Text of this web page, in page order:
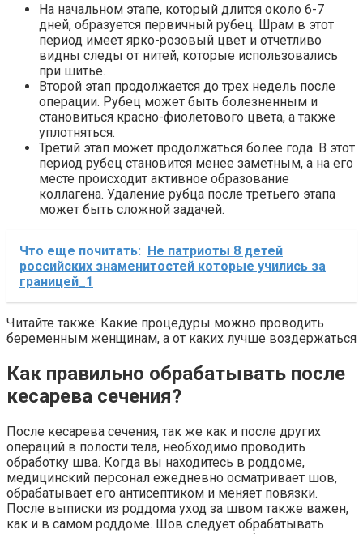
На начальном этапе, который длится около 6-7
дней, образуется первичный рубец. Шрам в этот
период имеет ярко-розовый цвет и отчетливо
видны следы от нитей, которые использовались
при шитье.
Второй этап продолжается до трех недель после
операции. Рубец может быть болезненным и
становиться красно-фиолетового цвета, а также
уплотняться.
Третий этап может продолжаться более года. В этот
период рубец становится менее заметным, а на его
месте происходит активное образование
коллагена. Удаление рубца после третьего этапа
может быть сложной задачей.
Что еще почитать: Не патриоты 8 детей
российских знаменитостей которые учились за
границей_1
Читайте также: Какие процедуры можно проводить
беременным женщинам, а от каких лучше воздержаться
Как правильно обрабатывать после
кесарева сечения?
После кесарева сечения, так же как и после других
операций в полости тела, необходимо проводить
обработку шва. Когда вы находитесь в роддоме,
медицинский персонал ежедневно осматривает шов,
обрабатывает его антисептиком и меняет повязки.
После выписки из роддома уход за швом также важен,
как и в самом роддоме. Шов следует обрабатывать